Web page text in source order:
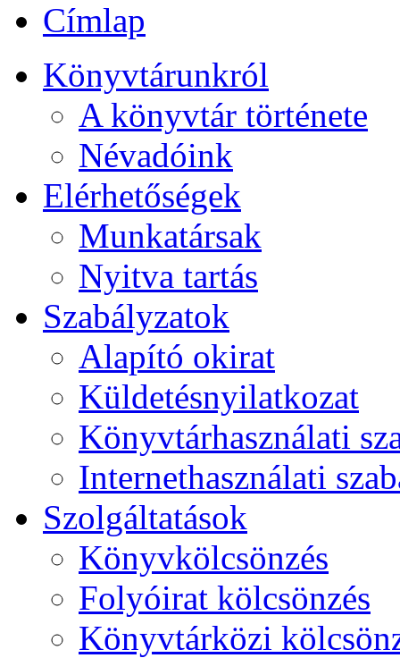
Címlap
Könyvtárunkról
A könyvtár története
Névadóink
Elérhetőségek
Munkatársak
Nyitva tartás
Szabályzatok
Alapító okirat
Küldetésnyilatkozat
Könyvtárhasználati
Internethasználati
Szolgáltatások
Könyvkölcsönzés
Folyóirat kölcsönzés
Könyvtárközi